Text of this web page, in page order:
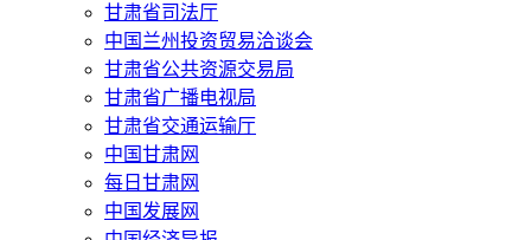
甘肃省司法厅
中国兰州投资贸易洽谈会
甘肃省公共资源交易局
甘肃省广播电视局
甘肃省交通运输厅
中国甘肃网
每日甘肃网
中国发展网